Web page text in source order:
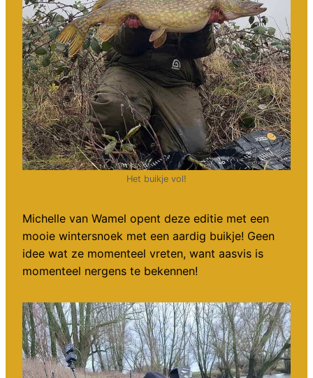
Het buikje vol!
Michelle van Wamel opent deze editie met een
mooie wintersnoek met een aardig buikje! Geen
idee wat ze momenteel vreten, want aasvis is
momenteel nergens te bekennen!